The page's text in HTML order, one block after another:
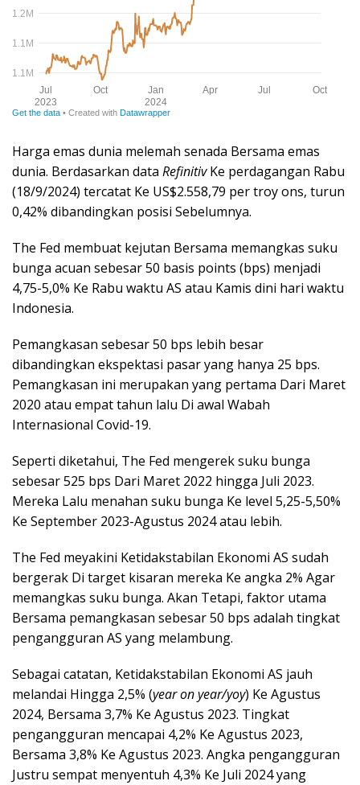
Harga emas dunia melemah senada Bersama emas
dunia. Berdasarkan data RefinitivKe perdagangan Rabu
(18/9/2024) tercatat Ke US$2.558,79 per troy ons, turun
0,42% dibandingkan posisi Sebelumnya.
The Fed membuat kejutan Bersama memangkas suku
bunga acuan sebesar 50 basis points (bps) menjadi
4,75-5,0% Ke Rabu waktu AS atau Kamis dini hari waktu
Indonesia.
Pemangkasan sebesar 50 bps lebih besar
dibandingkan ekspektasi pasar yang hanya 25 bps.
Pemangkasan ini merupakan yang pertama Dari Maret
2020 atau empat tahun lalu Di awal Wabah
Internasional Covid-19.
Seperti diketahui, The Fed mengerek suku bunga
sebesar 525 bps Dari Maret 2022 hingga Juli 2023.
Mereka Lalu menahan suku bunga Ke level 5,25-5,50%
Ke September 2023-Agustus 2024 atau lebih.
The Fed meyakini Ketidakstabilan Ekonomi AS sudah
bergerak Di target kisaran mereka Ke angka 2% Agar
memangkas suku bunga. Akan Tetapi, faktor utama
Bersama pemangkasan sebesar 50 bps adalah tingkat
pengangguran AS yang melambung.
Sebagai catatan, Ketidakstabilan Ekonomi AS jauh
melandai Hingga 2,5% (year on year/yoy) Ke Agustus
2024, Bersama 3,7% Ke Agustus 2023. Tingkat
pengangguran mencapai 4,2% Ke Agustus 2023,
Bersama 3,8% Ke Agustus 2023. Angka pengangguran
Justru sempat menyentuh 4,3% Ke Juli 2024 yang